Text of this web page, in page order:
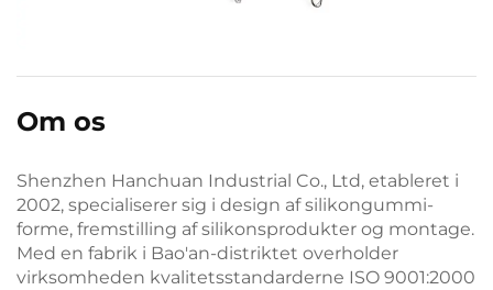
Om os
Shenzhen Hanchuan Industrial Co., Ltd, etableret i
2002, specialiserer sig i design af silikongummi-
forme, fremstilling af silikonsprodukter og montage.
Med en fabrik i Bao'an-distriktet overholder
virksomheden kvalitetsstandarderne ISO 9001:2000